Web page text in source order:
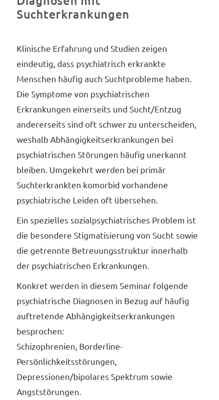
Suchterkrankungen
Klinische Erfahrung und Studien zeigen
eindeutig, dass psychiatrisch erkrankte
Menschen häufig auch Suchtprobleme haben.
Die Symptome von psychiatrischen
Erkrankungen einerseits und Sucht/Entzug
andererseits sind oft schwer zu unterscheiden,
weshalb Abhängigkeitserkrankungen bei
psychiatrischen Störungen häufig unerkannt
bleiben. Umgekehrt werden bei primär
Suchterkrankten komorbid vorhandene
psychiatrische Leiden oft übersehen.
Ein spezielles sozialpsychiatrisches Problem ist
die besondere Stigmatisierung von Sucht sowie
die getrennte Betreuungsstruktur innerhalb
der psychiatrischen Erkrankungen.
Konkret werden in diesem Seminar folgende
psychiatrische Diagnosen in Bezug auf häufig
auftretende Abhängigkeitserkrankungen
besprochen:
Schizophrenien, Borderline-
Persönlichkeitsstörungen,
Depressionen/bipolares Spektrum sowie
Angststörungen.